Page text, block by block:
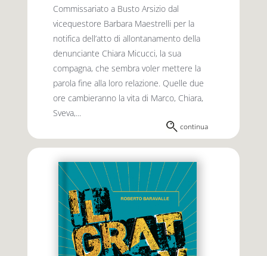
Commissariato a Busto Arsizio dal
vicequestore Barbara Maestrelli per la
notifica dell’atto di allontanamento della
denunciante Chiara Micucci, la sua
compagna, che sembra voler mettere la
parola fine alla loro relazione. Quelle due
ore cambieranno la vita di Marco, Chiara,
Sveva,...
continua